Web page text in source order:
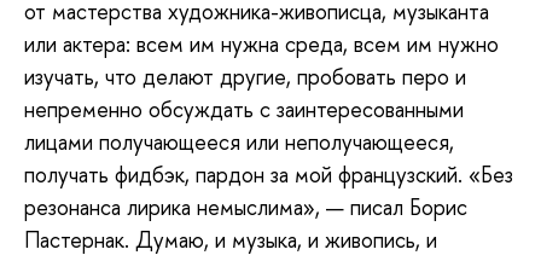
от мастерства художника-живописца, музыканта
или актера: всем им нужна среда, всем им нужно
изучать, что делают другие, пробовать перо и
непременно обсуждать с заинтересованными
лицами получающееся или неполучающееся,
получать фидбэк, пардон за мой французский. «Без
резонанса лирика немыслима», — писал Борис
Пастернак. Думаю, и музыка, и живопись, и